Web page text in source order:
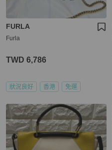
FURLA
Furla
TWD 6,786
狀況良好 香港 免運